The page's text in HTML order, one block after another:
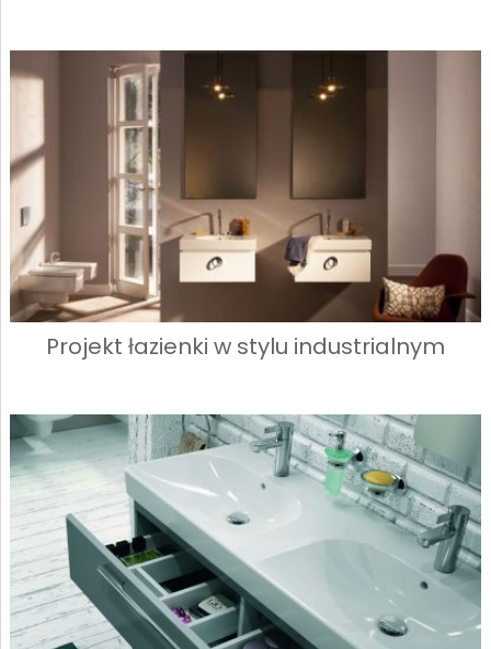
Projekt łazienki w stylu industrialnym